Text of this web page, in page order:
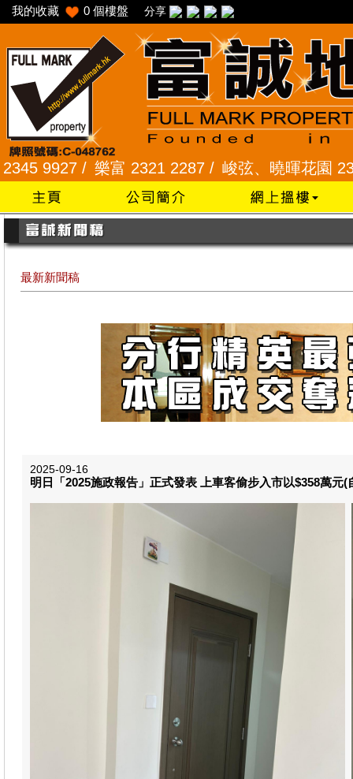
我的收藏 0 個樓盤 分享
樂富 2321 2287 / 峻弦、曉暉花園 2345 1286 /
最新新聞稿
2025-09-16
明日「2025施政報告」正式發表 上車客偷步入市以$358萬元